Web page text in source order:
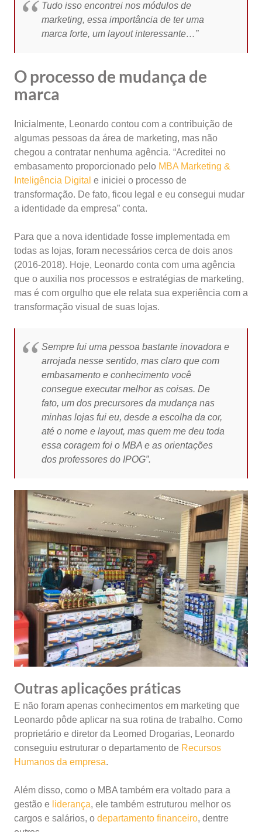
Tudo isso encontrei nos módulos de
marketing, essa importância de ter uma
marca forte, um layout interessante…”
O processo de mudança de
marca
Inicialmente, Leonardo contou com a contribuição de
algumas pessoas da área de marketing, mas não
chegou a contratar nenhuma agência. “Acreditei no
embasamento proporcionado pelo MBA Marketing &
Inteligência Digital e iniciei o processo de
transformação. De fato, ficou legal e eu consegui mudar
a identidade da empresa” conta.
Para que a nova identidade fosse implementada em
todas as lojas, foram necessários cerca de dois anos
(2016-2018). Hoje, Leonardo conta com uma agência
que o auxilia nos processos e estratégias de marketing,
mas é com orgulho que ele relata sua experiência com a
transformação visual de suas lojas.
Sempre fui uma pessoa bastante inovadora e
arrojada nesse sentido, mas claro que com
embasamento e conhecimento você
consegue executar melhor as coisas. De
fato, um dos precursores da mudança nas
minhas lojas fui eu, desde a escolha da cor,
até o nome e layout, mas quem me deu toda
essa coragem foi o MBA e as orientações
dos professores do IPOG”.
Outras aplicações práticas
E não foram apenas conhecimentos em marketing que
Leonardo pôde aplicar na sua rotina de trabalho. Como
proprietário e diretor da Leomed Drogarias, Leonardo
conseguiu estruturar o departamento de Recursos
Humanos da empresa.
Além disso, como o MBA também era voltado para a
gestão e liderança, ele também estruturou melhor os
cargos e salários, o departamento financeiro, dentre